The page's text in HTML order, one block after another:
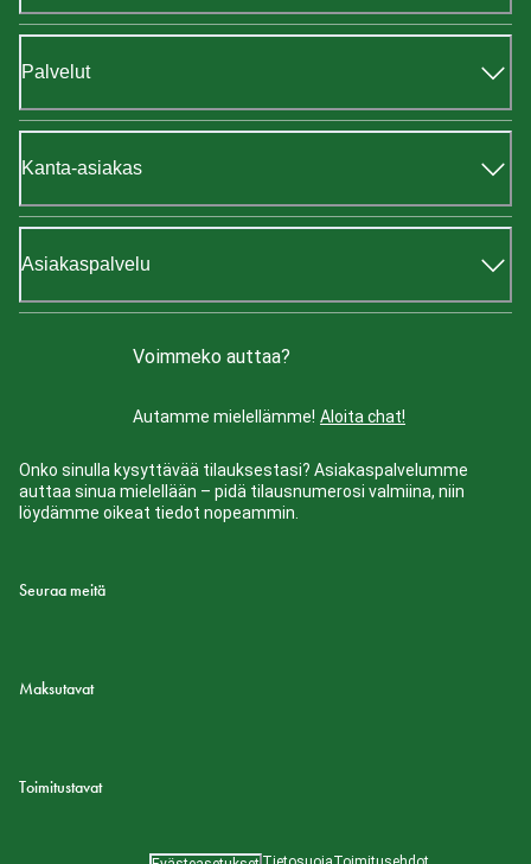
Palvelut
Kanta-asiakas
Asiakaspalvelu
Voimmeko auttaa?
Autamme mielellämme! Aloita chat!
Onko sinulla kysyttävää tilauksestasi? Asiakaspalvelumme
auttaa sinua mielellään – pidä tilausnumerosi valmiina, niin
löydämme oikeat tiedot nopeammin.
Seuraa meitä
Maksutavat
Toimitustavat